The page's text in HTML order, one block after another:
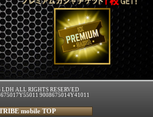
LDH ALL RIGHTS RESERVED
9008675014Y41011
mobile TOP